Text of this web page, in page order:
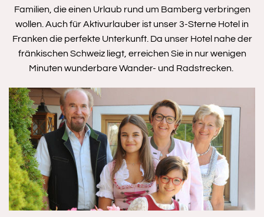
Familien, die einen Urlaub rund um Bamberg verbringen
wollen. Auch für Aktivurlauber ist unser 3-Sterne Hotel in
Franken die perfekte Unterkunft. Da unser Hotel nahe der
fränkischen Schweiz liegt, erreichen Sie in nur wenigen
Minuten wunderbare Wander- und Radstrecken.